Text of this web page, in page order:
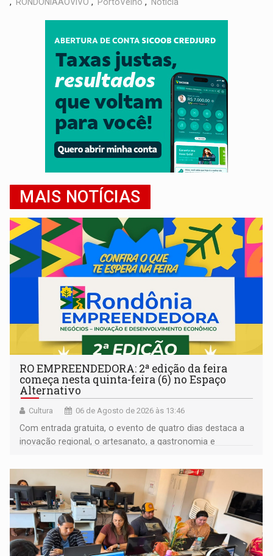
, RONDÔNIAAOVIVO , PortoVelho , Notícia
MAIS NOTÍCIAS
RO EMPREENDEDORA: 2ª edição da feira
começa nesta quinta-feira (6) no Espaço
Alternativo
Cultura 06 de Agosto de 2026 às 13:46
Com entrada gratuita, o evento de quatro dias destaca a
inovação regional, o artesanato, a gastronomia e